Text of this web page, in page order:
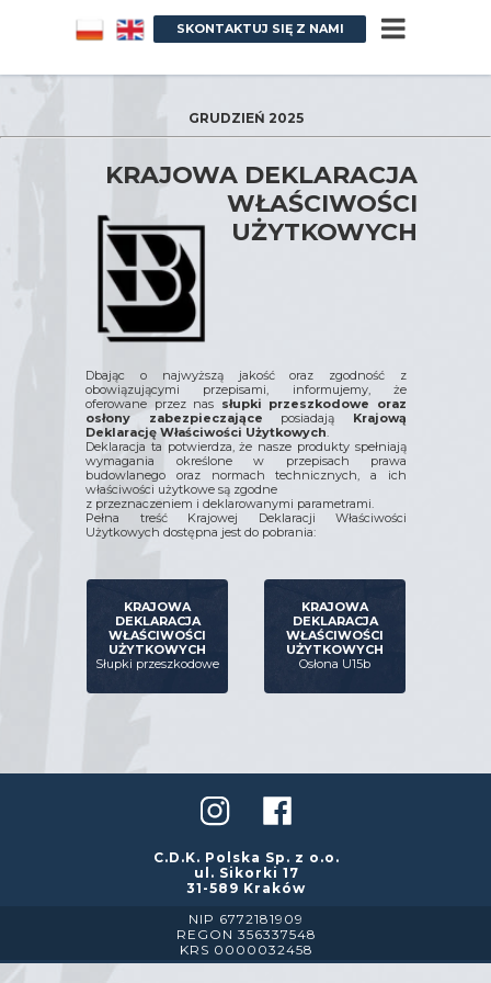
SKONTAKTUJ SIĘ Z NAMI
KRAJOWA
DEKLARACJA
WŁAŚCIWOŚCI
UŻYTKOWYCH
Osłona U15b
KRAJOWA
DEKLARACJA
WŁAŚCIWOŚCI
UŻYTKOWYCH
Słupki przeszkodowe
GRUDZIEŃ 2025
KRAJOWA DEKLARACJA
WŁAŚCIWOŚCI
UŻYTKOWYCH
Dbając o najwyższą jakość oraz zgodność z
obowiązującymi przepisami, informujemy, że
oferowane przez nas słupki przeszkodowe oraz
osłony zabezpieczające posiadają Krajową
Deklarację Właściwości Użytkowych.
Deklaracja ta potwierdza, że nasze produkty spełniają
wymagania określone w przepisach prawa
budowlanego oraz normach technicznych, a ich
właściwości użytkowe są zgodne
z przeznaczeniem i deklarowanymi parametrami.
Pełna treść Krajowej Deklaracji Właściwości
Użytkowych dostępna jest do pobrania:
NIP 6772181909
REGON 356337548
KRS 0000032458
C.D.K. Polska Sp. z o.o.
ul. Sikorki 17
31-589 Kraków